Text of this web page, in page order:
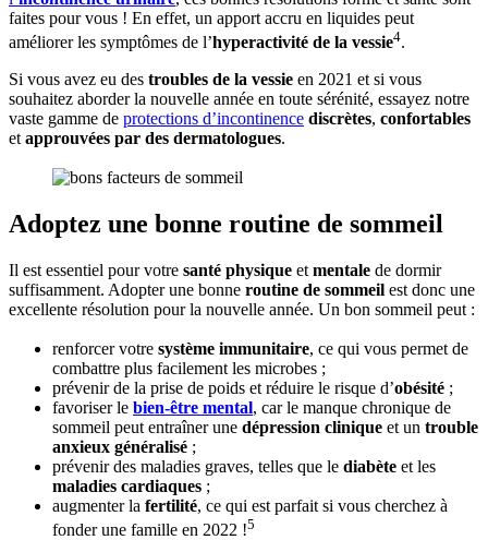
faites pour vous ! En effet, un apport accru en liquides peut
améliorer les symptômes de l’hyperactivité de la vessie4.
Si vous avez eu des troubles de la vessie en 2021 et si vous
souhaitez aborder la nouvelle année en toute sérénité, essayez notre
vaste gamme de protections d’incontinence discrètes, confortables
et approuvées par des dermatologues.
Adoptez une bonne routine de sommeil
Il est essentiel pour votre santé physique et mentale de dormir
suffisamment. Adopter une bonne routine de sommeil est donc une
excellente résolution pour la nouvelle année. Un bon sommeil peut :
renforcer votre système immunitaire, ce qui vous permet de
combattre plus facilement les microbes ;
prévenir de la prise de poids et réduire le risque d’obésité ;
favoriser le bien-être mental, car le manque chronique de
sommeil peut entraîner une dépression clinique et un trouble
anxieux généralisé ;
prévenir des maladies graves, telles que le diabète et les
maladies cardiaques ;
augmenter la fertilité, ce qui est parfait si vous cherchez à
fonder une famille en 2022 !5